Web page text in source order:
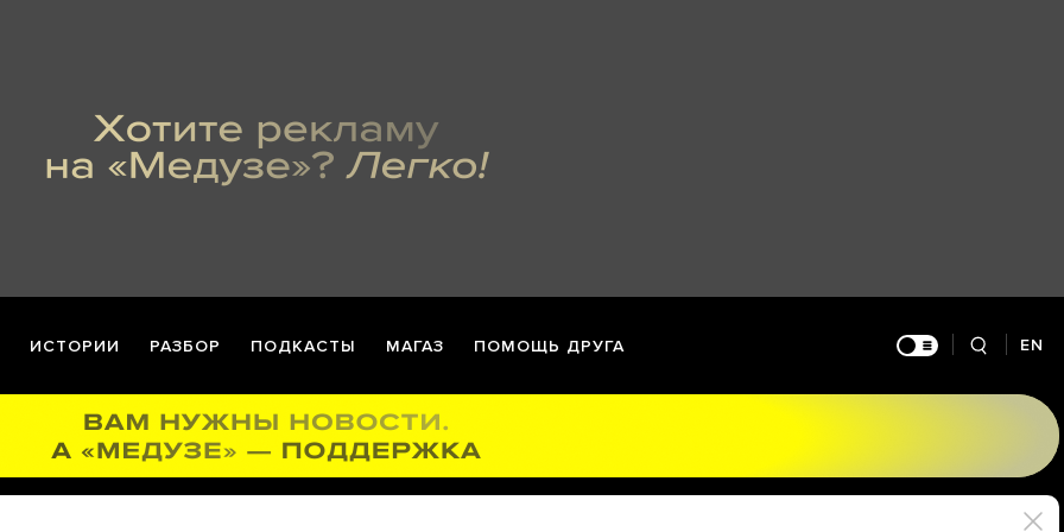
ИСТОРИИ РАЗБОР ПОДКАСТЫ МАГАЗ ПОМОЩЬ ДРУГА EN